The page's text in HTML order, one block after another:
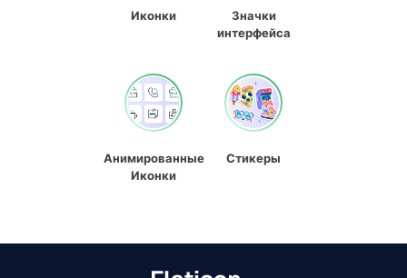
Иконки
Значки
интерфейса
Анимированные
Иконки
Стикеры